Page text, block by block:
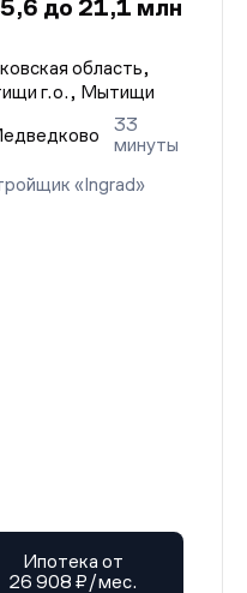
до 21,1 млн
область,
г.о., Мытищи
33
минуты
«Ingrad»
Ипотека от
26 908 ₽/мес.